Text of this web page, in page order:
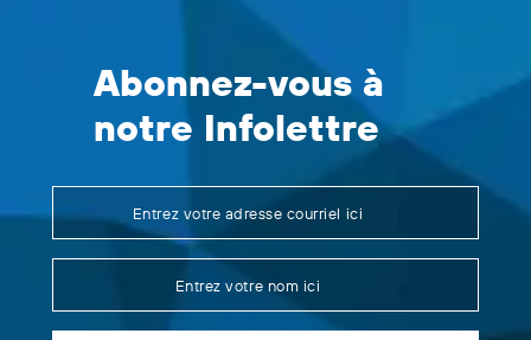
Abonnez-vous à
notre Infolettre